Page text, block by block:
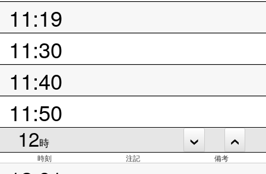
11:19
11:30
11:40
11:50
12時
時刻 注記 備考